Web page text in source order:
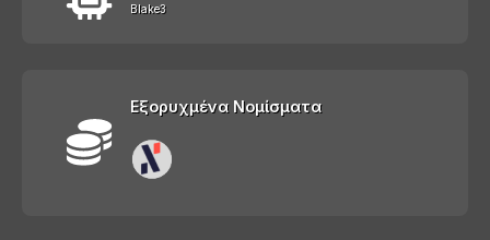
Blake3
Εξορυχμένα Νομίσματα